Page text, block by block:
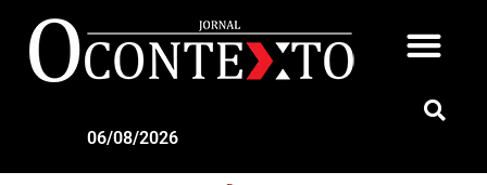
06/08/2026